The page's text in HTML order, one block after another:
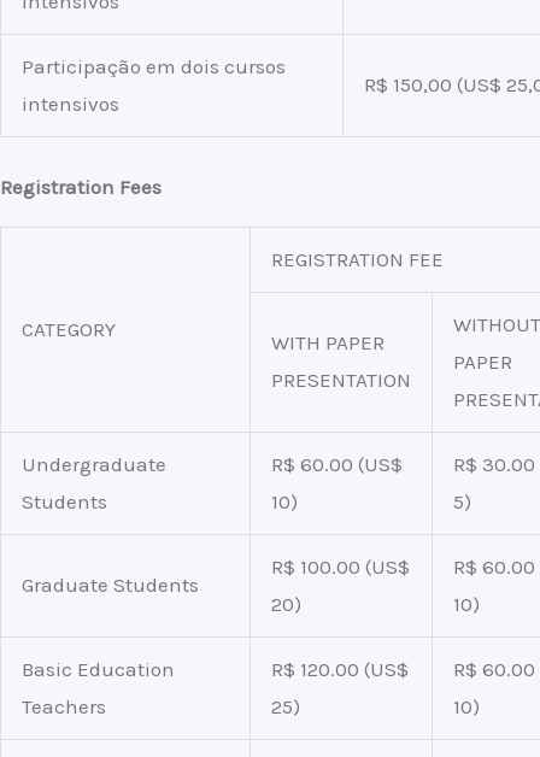
Participação em dois cursos
intensivos
R$ 150,00 (US$
Registration Fees
CATEGORY
REGISTRATION FEE
WITH PAPER
PRESENTATION
WITHOUT
PAPER
Undergraduate
Students
R$ 60.00 (US$
10)
R$ 30.00
5)
Graduate Students
R$ 100.00 (US$
20)
R$ 60.00
10)
Basic Education
Teachers
R$ 120.00 (US$
25)
R$ 60.00
10)